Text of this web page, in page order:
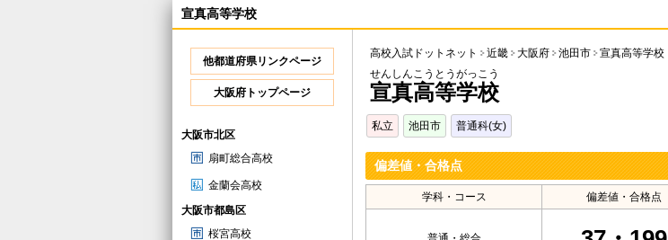
宣真高等学校
高校入試ドットネット 近畿 大阪府 池田市 宣真高等学校
宣真高等学校
せんしんこうとうがっこう
私立 池田市 普通科(女)
偏差値・合格点
学科・コース 偏差値・合格点
他都道府県リンクページ
大阪府トップページ
大阪市北区
扇町総合高校
金蘭会高校
大阪市都島区
桜宮高校